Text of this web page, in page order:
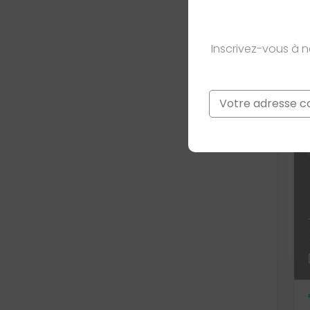
Inscrivez-vous à
Email